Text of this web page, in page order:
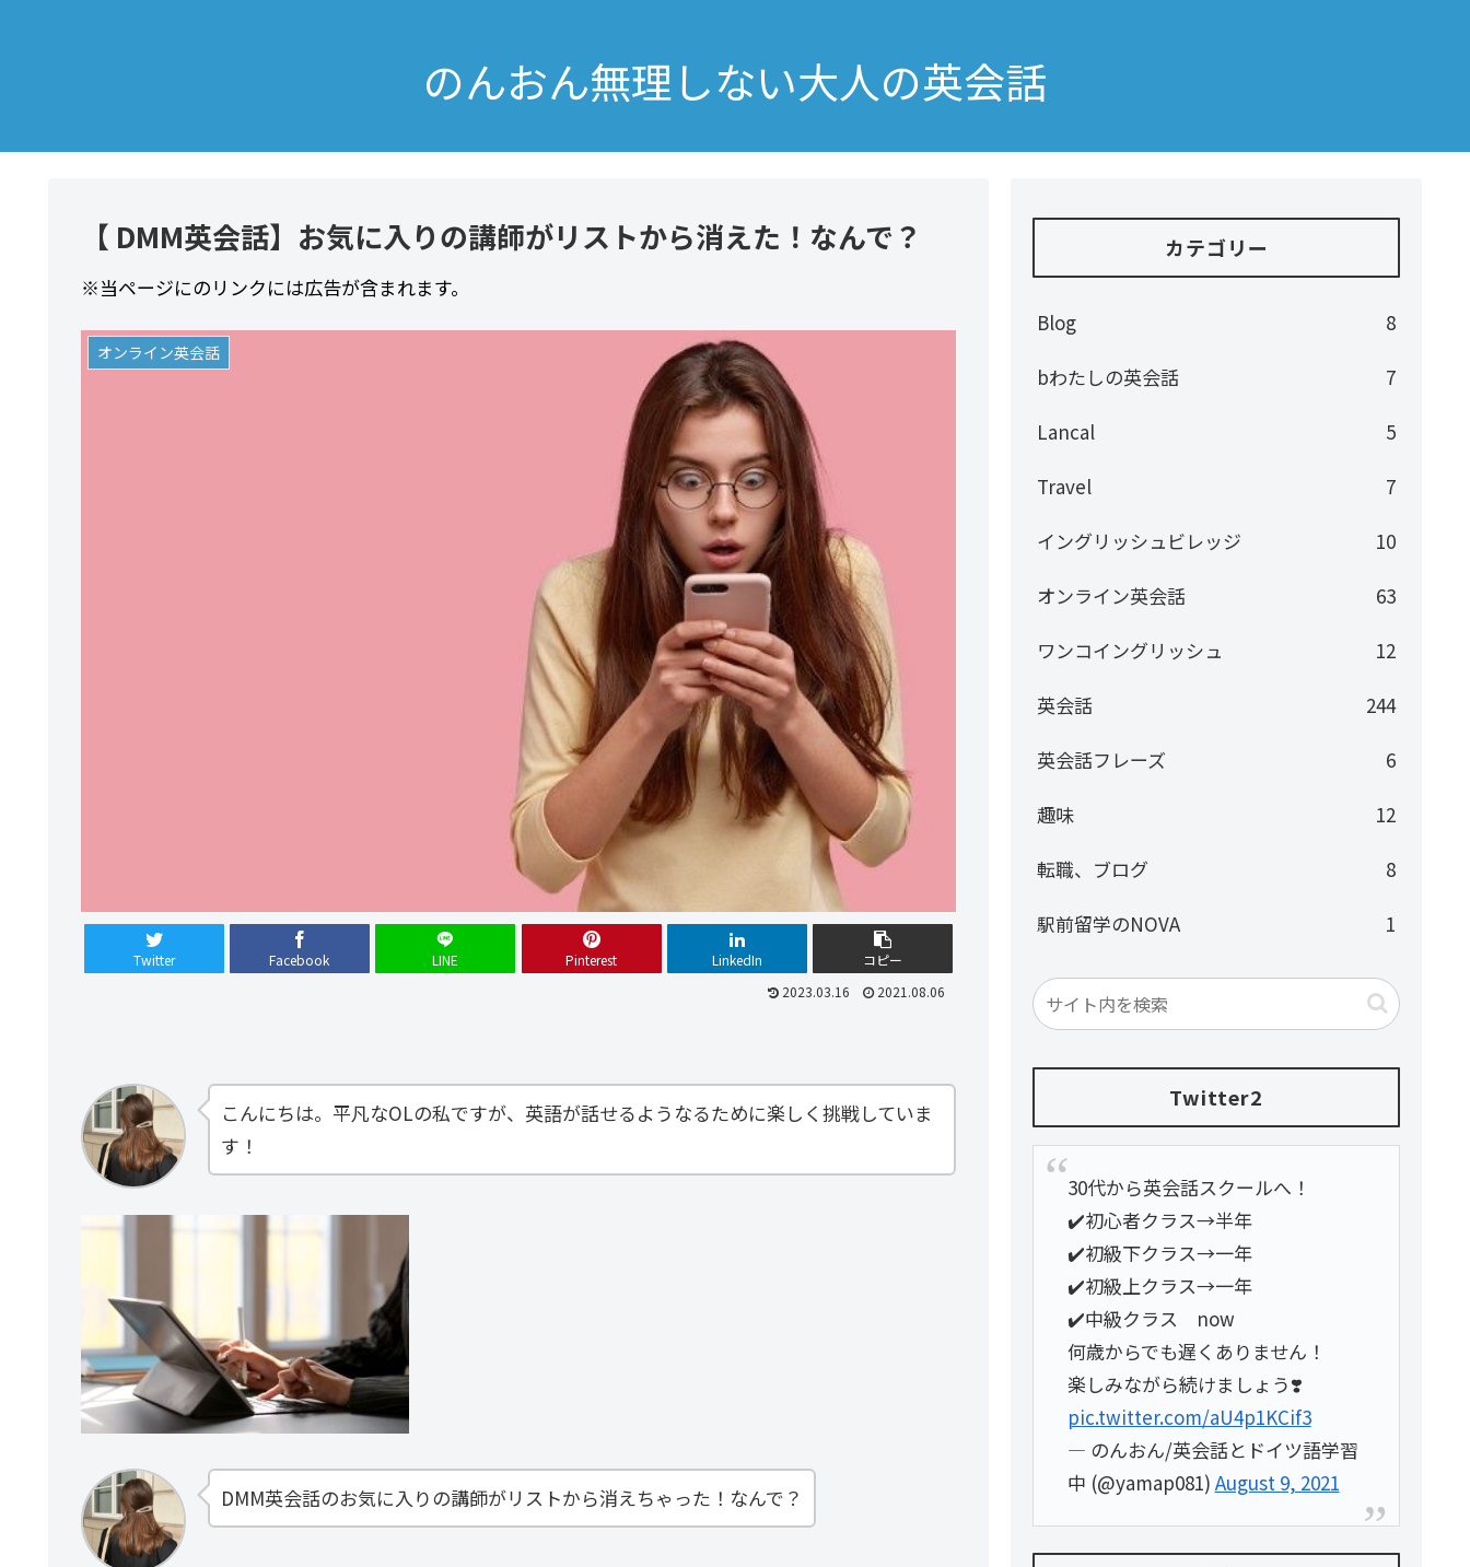
のんおん無理しない大人の英会話
【 DMM英会話】お気に入りの講師がリストから消えた！なんで？
※当ページにのリンクには広告が含まれます。
オンライン英会話
Twitter Facebook LINE Pinterest LinkedIn
コピー
2023.03.16
2021.08.06
こんにちは。平凡なOLの私ですが、英語が話せるようなるために楽しく挑戦していま
す！
DMM英会話のお気に入りの講師がリストから消えちゃった！なんで？
カテゴリー
Blog
8
bわたしの英会話
7
Lancal
5
Travel
7
イングリッシュビレッジ
10
オンライン英会話
63
ワンコイングリッシュ
12
英会話
244
英会話フレーズ
6
趣味
12
転職、ブログ
8
駅前留学のNOVA
1
Twitter2
30代から英会話スクールへ！
✔️初心者クラス→半年
✔️初級下クラス→一年
✔️初級上クラス→一年
✔️中級クラス now
何歳からでも遅くありません！
楽しみながら続けましょう❣️
pic.twitter.com/aU4p1KCif3
— のんおん/英会話とドイツ語学習
中 (@yamap081) August 9, 2021